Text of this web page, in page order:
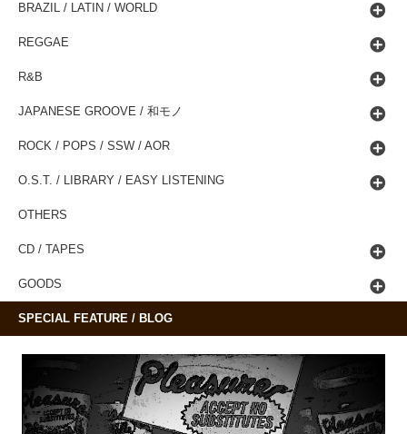
BRAZIL / LATIN / WORLD
REGGAE
R&B
JAPANESE GROOVE / 和モノ
ROCK / POPS / SSW / AOR
O.S.T. / LIBRARY / EASY LISTENING
OTHERS
CD / TAPES
GOODS
SPECIAL FEATURE / BLOG